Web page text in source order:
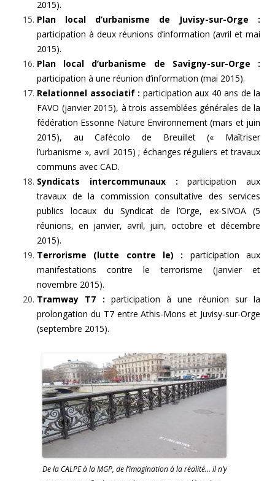
2015).
Plan local d’urbanisme de Juvisy-sur-Orge :
participation à deux réunions d’information (avril et mai
2015).
Plan local d’urbanisme de Savigny-sur-Orge :
participation à une réunion d’information (mai 2015).
Relationnel associatif : participation aux 40 ans de la
FAVO (janvier 2015), à trois assemblées générales de la
fédération Essonne Nature Environnement (mars et juin
2015), au Cafécolo de Breuillet (« Maîtriser
l’urbanisme », avril 2015) ; échanges réguliers et travaux
communs avec CAD.
Syndicats intercommunaux : participation aux
travaux de la commission consultative des services
publics locaux du Syndicat de l’Orge, ex-SIVOA (5
réunions, en janvier, avril, juin, octobre et décembre
2015).
Terrorisme (lutte contre le) : participation aux
manifestations contre le terrorisme (janvier et
novembre 2015).
Tramway T7 : participation à une réunion sur la
prolongation du T7 entre Athis-Mons et Juvisy-sur-Orge
(septembre 2015).
De la CALPE à la MGP, de l’imagination à la réalité… il n’y